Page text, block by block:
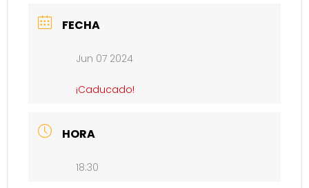
FECHA
Jun 07 2024
¡Caducado!
HORA
18:30